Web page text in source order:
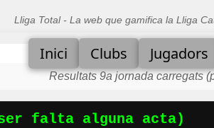
Lliga Total - La web que gamifica la Lliga
Inici Clubs Jugadors
Resultats 9a jornada carregats
falta alguna acta)